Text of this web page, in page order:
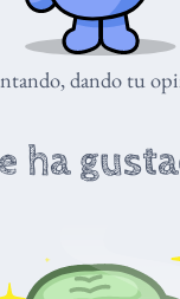
dando tu
ha